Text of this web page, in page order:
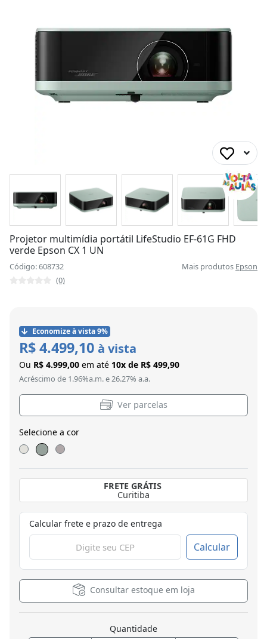
Projetor multimídia portátil LifeStudio EF-61G FHD
verde Epson CX 1 UN
Código: 608732 Mais produtos Epson
(0)
Economize à vista 9%
R$ 4.499,10 à vista
Ou R$ 4.999,00 em até 10x de R$ 499,90
Acréscimo de 1.96%a.m. e 26.27% a.a.
Ver parcelas
Selecione a cor
FRETE GRÁTIS
Curitiba
Calcular frete e prazo de entrega
Calcular
Consultar estoque em loja
Quantidade